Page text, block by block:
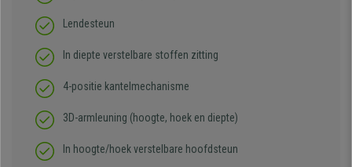
Lendesteun
In diepte verstelbare stoffen zitting
4-positie kantelmechanisme
3D-armleuning (hoogte, hoek en diepte)
In hoogte/hoek verstelbare hoofdsteun